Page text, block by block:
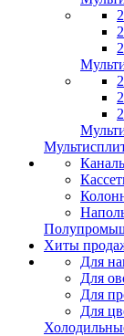
Хиты
Для
Для
Для
Для